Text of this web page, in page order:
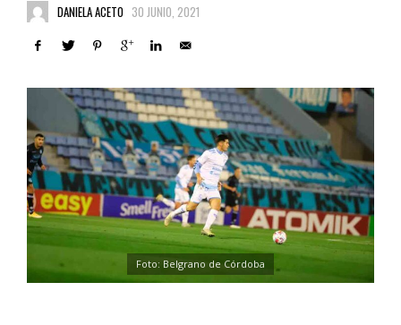
DANIELA ACETO 30 JUNIO, 2021
Foto: Belgrano de Córdoba